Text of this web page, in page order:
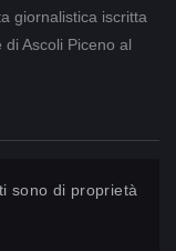
giornalistica iscritta
Ascoli Piceno al
sono di proprietà